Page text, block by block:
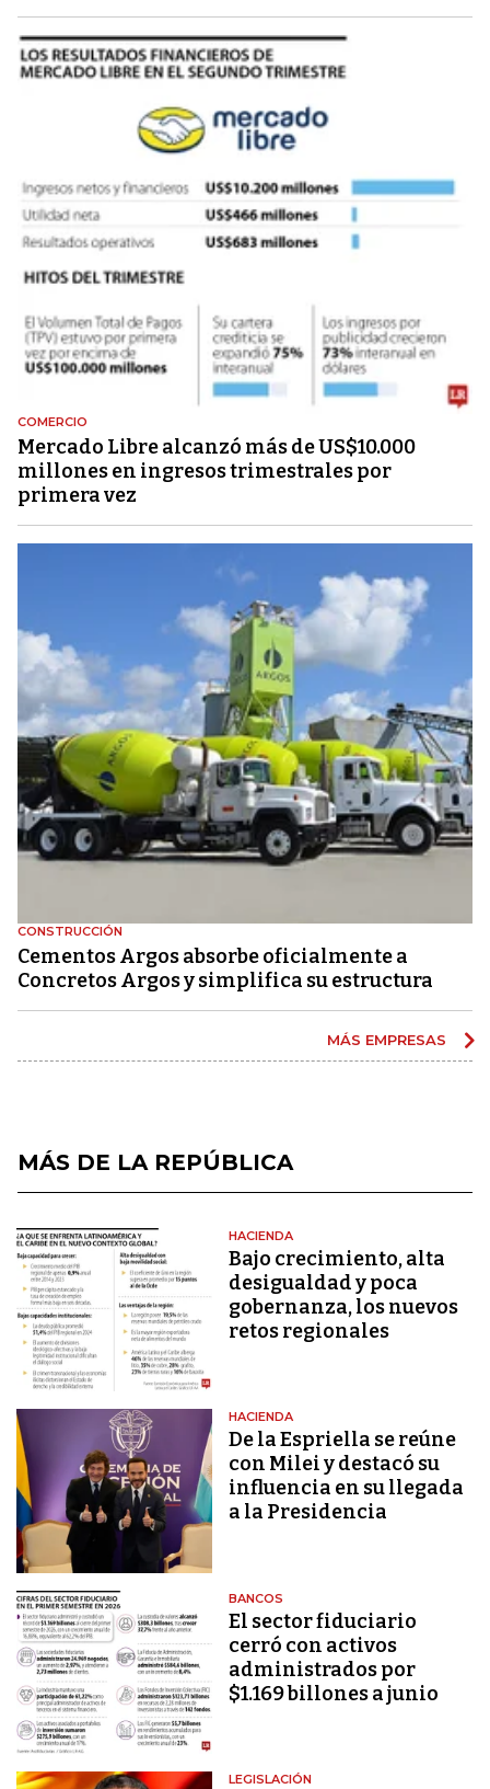
COMERCIO
Mercado Libre alcanzó más de US$10.000
millones en ingresos trimestrales por
primera vez
CONSTRUCCIÓN
Cementos Argos absorbe oficialmente a
Concretos Argos y simplifica su estructura
MÁS EMPRESAS
MÁS DE LA REPÚBLICA
HACIENDA
Bajo crecimiento, alta
desigualdad y poca
gobernanza, los nuevos
retos regionales
HACIENDA
De la Espriella se reúne
con Milei y destacó su
influencia en su llegada
a la Presidencia
BANCOS
El sector fiduciario
cerró con activos
administrados por
$1.169 billones a junio
LEGISLACIÓN